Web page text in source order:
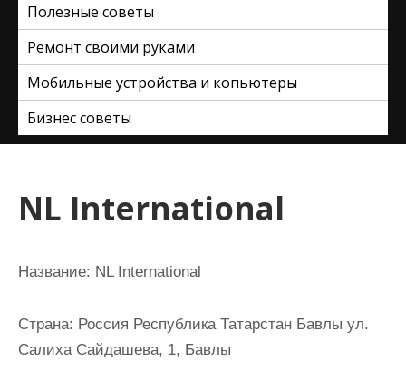
Полезные советы
Ремонт своими руками
Мобильные устройства и копьютеры
Бизнес советы
NL International
Название: NL International
Страна: Россия Республика Татарстан Бавлы ул.
Салиха Сайдашева, 1, Бавлы